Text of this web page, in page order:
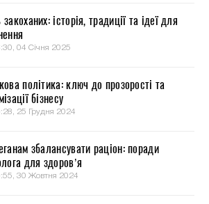
історія, традиції та ідеї для
04 Січня 2025
політика: ключ до прозорості та
бізнесу
25 Грудня 2024
збалансувати раціон: поради
для здоров’я
30 Жовтня 2024